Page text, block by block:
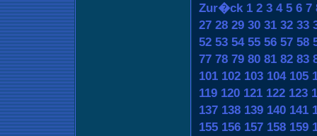
Zur�ck 1 2 3 4 5 6 7
27 28 29 30 31 32 33
52 53 54 55 56 57 58
77 78 79 80 81 82 83
101 102 103 104 105
119 120 121 122 123
137 138 139 140 141
155 156 157 158 159